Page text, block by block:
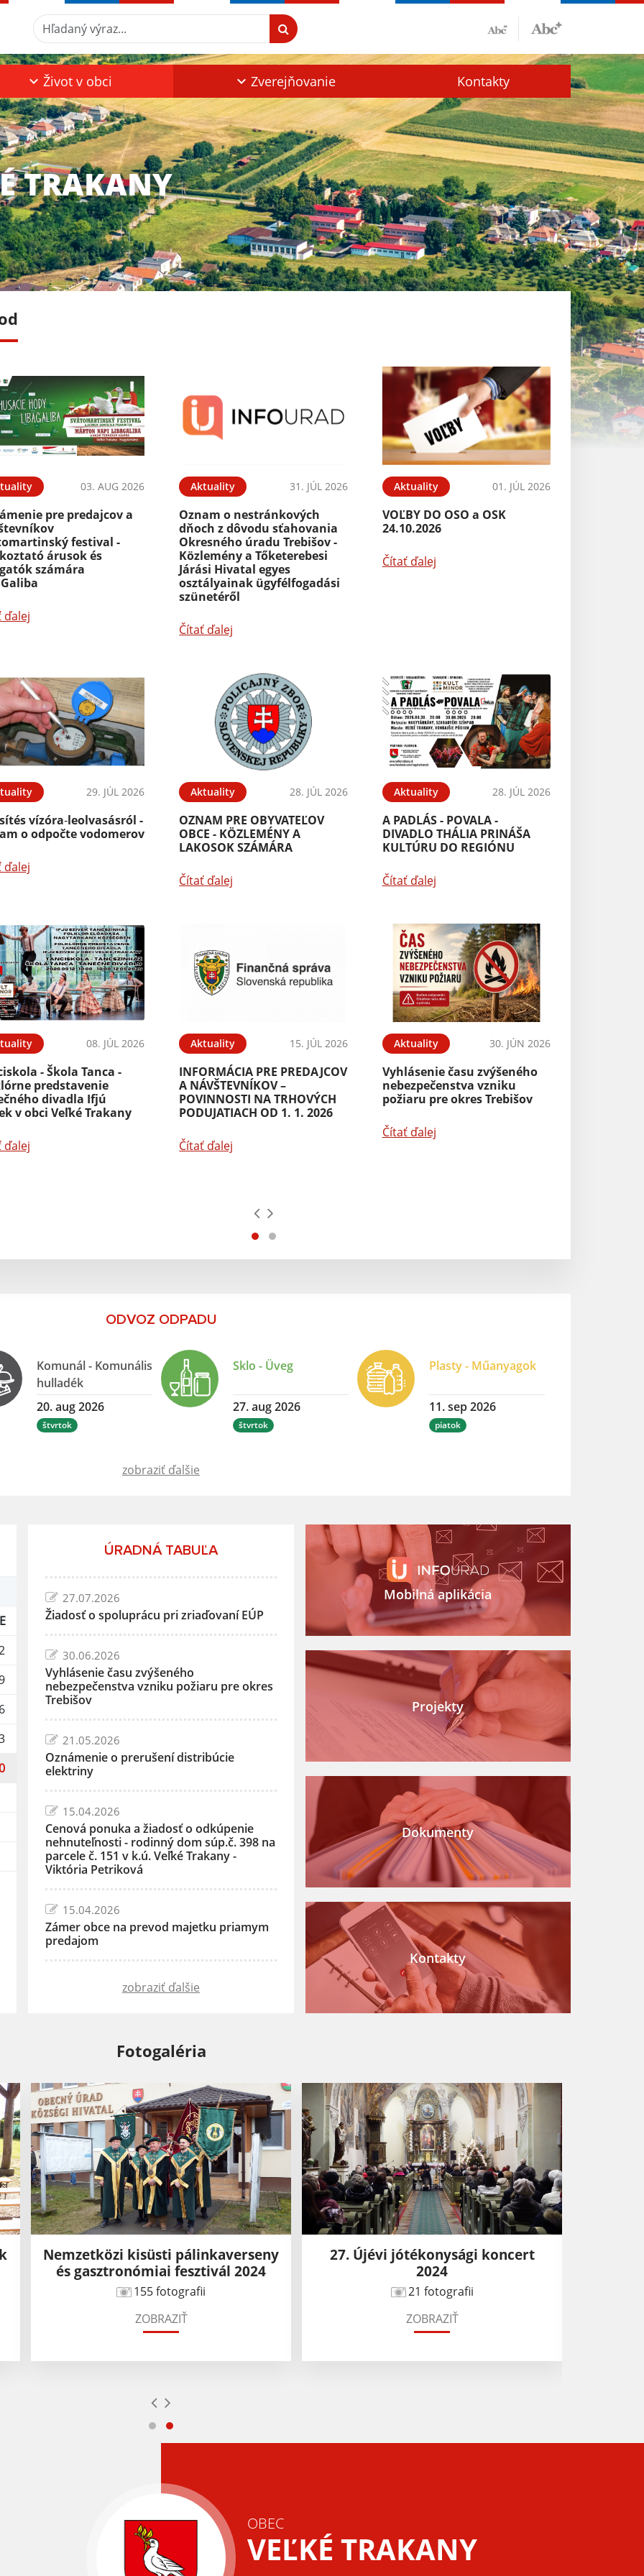
Hľadaný výraz...
Život v obci Zverejňovanie Kontakty
TRAKANY
03. AUG 2026
pre predajcov a
festival -
árusok és
számára
ďalej
Aktuality 31. JÚL 2026
Oznam o nestránkových
dňoch z dôvodu sťahovania
Okresného úradu Trebišov -
Közlemény a Tőketerebesi
Járási Hivatal egyes
osztályainak ügyfélfogadási
szünetéről
Čítať ďalej
Aktuality 01. JÚL 2026
VOĽBY DO OSO a OSK
24.10.2026
Čítať ďalej
29. JÚL 2026
vízóra‑leolvasásról -
o odpočte vodomerov
ďalej
Aktuality 28. JÚL 2026
OZNAM PRE OBYVATEĽOV
OBCE - KÖZLEMÉNY A
LAKOSOK SZÁMÁRA
Čítať ďalej
Aktuality 28. JÚL 2026
A PADLÁS - POVALA -
DIVADLO THÁLIA PRINÁŠA
KULTÚRU DO REGIÓNU
Čítať ďalej
08. JÚL 2026
- Škola Tanca -
predstavenie
divadla Ifjú
v obci Veľké Trakany
ďalej
Aktuality 15. JÚL 2026
INFORMÁCIA PRE PREDAJCOV
A NÁVŠTEVNÍKOV –
POVINNOSTI NA TRHOVÝCH
PODUJATIACH OD 1. 1. 2026
Čítať ďalej
Aktuality 30. JÚN 2026
Vyhlásenie času zvýšeného
nebezpečenstva vzniku
požiaru pre okres Trebišov
Čítať ďalej
ODVOZ ODPADU
Komunál - Komunális
hulladék
20. aug 2026
štvrtok
Sklo - Üveg
27. aug 2026
štvrtok
Plasty - Műanyagok
11. sep 2026
piatok
zobraziť ďalšie
ÚRADNÁ TABUĽA
27.07.2026
Žiadosť o spoluprácu pri zriaďovaní EÚP
30.06.2026
Vyhlásenie času zvýšeného
nebezpečenstva vzniku požiaru pre okres
Trebišov
21.05.2026
Oznámenie o prerušení distribúcie
elektriny
15.04.2026
Cenová ponuka a žiadosť o odkúpenie
nehnuteľnosti - rodinný dom súp.č. 398 na
parcele č. 151 v k.ú. Veľké Trakany -
Viktória Petriková
15.04.2026
Zámer obce na prevod majetku priamym
predajom
zobraziť ďalšie
Mobilná aplikácia
Projekty
Dokumenty
Kontakty
Fotogaléria
Nemzetközi kisüsti pálinkaverseny
és gasztronómiai fesztivál 2024
155 fotografii
ZOBRAZIŤ
27. Újévi jótékonysági koncert
2024
21 fotografii
ZOBRAZIŤ
OBEC
VEĽKÉ TRAKANY